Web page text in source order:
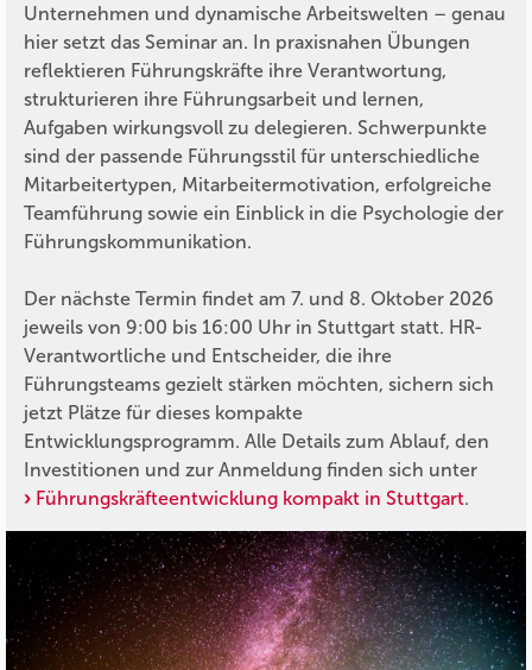
Unternehmen und dynamische Arbeitswelten – genau
hier setzt das Seminar an. In praxisnahen Übungen
reflektieren Führungskräfte ihre Verantwortung,
strukturieren ihre Führungsarbeit und lernen,
Aufgaben wirkungsvoll zu delegieren. Schwerpunkte
sind der passende Führungsstil für unterschiedliche
Mitarbeitertypen, Mitarbeitermotivation, erfolgreiche
Teamführung sowie ein Einblick in die Psychologie der
Führungskommunikation.
Der nächste Termin findet am 7. und 8. Oktober 2026
jeweils von 9:00 bis 16:00 Uhr in Stuttgart statt. HR-
Verantwortliche und Entscheider, die ihre
Führungsteams gezielt stärken möchten, sichern sich
jetzt Plätze für dieses kompakte
Entwicklungsprogramm. Alle Details zum Ablauf, den
Investitionen und zur Anmeldung finden sich unter
Führungskräfteentwicklung kompakt in Stuttgart.